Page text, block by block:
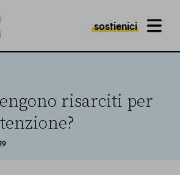
sostienici MENU
risarciti per